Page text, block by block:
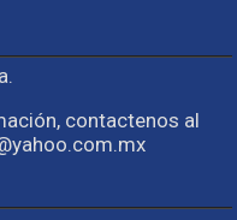
contactenos al